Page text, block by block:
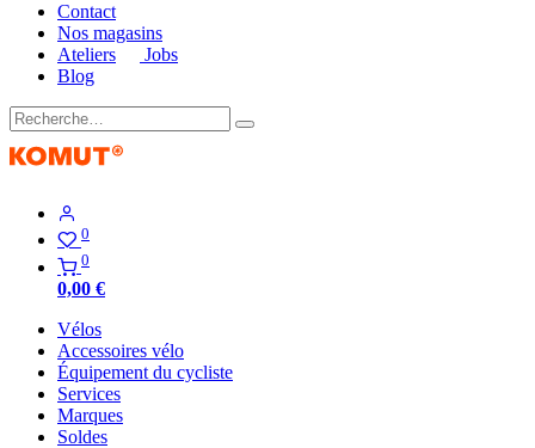
Contact
Nos magasins
Ateliers
Jobs
Blog
0
0
0,00 €
Vélos
Accessoires vélo
Équipement du cycliste
Services
Marques
Soldes